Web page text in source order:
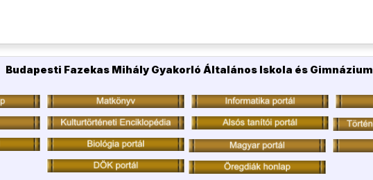
Budapesti Fazekas Mihály Gyakorló Általános Iskola és Gimnázium